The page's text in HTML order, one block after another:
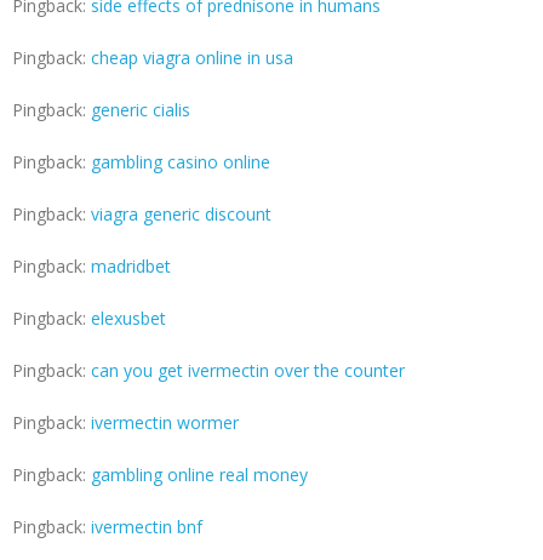
Pingback: side effects of prednisone in humans
Pingback: cheap viagra online in usa
Pingback: generic cialis
Pingback: gambling casino online
Pingback: viagra generic discount
Pingback: madridbet
Pingback: elexusbet
Pingback: can you get ivermectin over the counter
Pingback: ivermectin wormer
Pingback: gambling online real money
Pingback: ivermectin bnf